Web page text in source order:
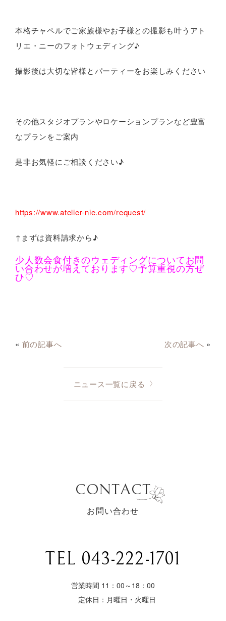
本格チャペルでご家族様やお子様との撮影も叶うアト
リエ・ニーのフォトウェディング♪
撮影後は大切な皆様とパーティーをお楽しみください
その他スタジオプランやロケーションプランなど豊富
なプランをご案内
是非お気軽にご相談ください♪
https://www.atelier-nie.com/request/
↑まずは資料請求から♪
少人数会食付きのウェディングについてお問
い合わせが増えております♡予算重視の方ぜ
ひ♡
« 前の記事へ 次の記事へ »
ニュース一覧に戻る
CONTACT
お問い合わせ
TEL 043-222-1701
営業時間 11：00～18：00
定休日：月曜日・火曜日